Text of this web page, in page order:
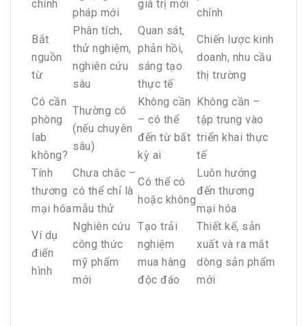
chính
pháp mới
giá trị mới
chỉnh
Bắt
nguồn
từ
Phân tích,
thử nghiệm,
nghiên cứu
sâu
Quan sát,
phản hồi,
sáng tạo
thực tế
Chiến lược kinh
doanh, nhu cầu
thị trường
Có cần
phòng
lab
không?
Thường có
(nếu chuyên
sâu)
Không cần
– có thể
đến từ bất
kỳ ai
Không cần –
tập trung vào
triển khai thực
tế
Tính
thương
mại hóa
Chưa chắc –
có thể chỉ là
mẫu thử
Có thể có
hoặc không
Luôn hướng
đến thương
mại hóa
Ví dụ
điển
hình
Nghiên cứu
công thức
mỹ phẩm
mới
Tạo trải
nghiệm
mua hàng
độc đáo
Thiết kế, sản
xuất và ra mắt
dòng sản phẩm
mới